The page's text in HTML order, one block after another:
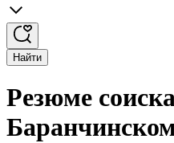
Найти
Резюме